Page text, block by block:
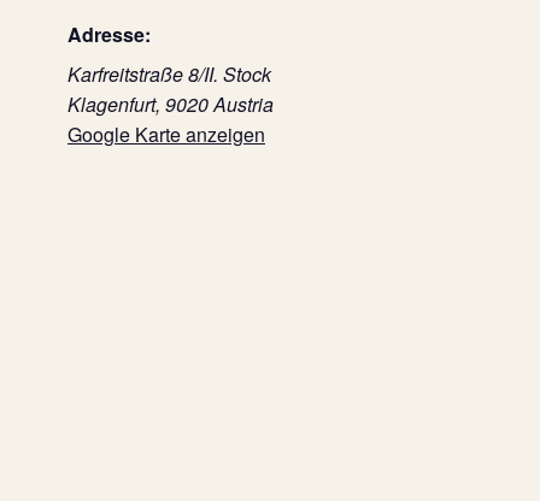
Adresse:
Karfreitstraße 8/II. Stock
Klagenfurt, 9020Austria
Google Karte anzeigen